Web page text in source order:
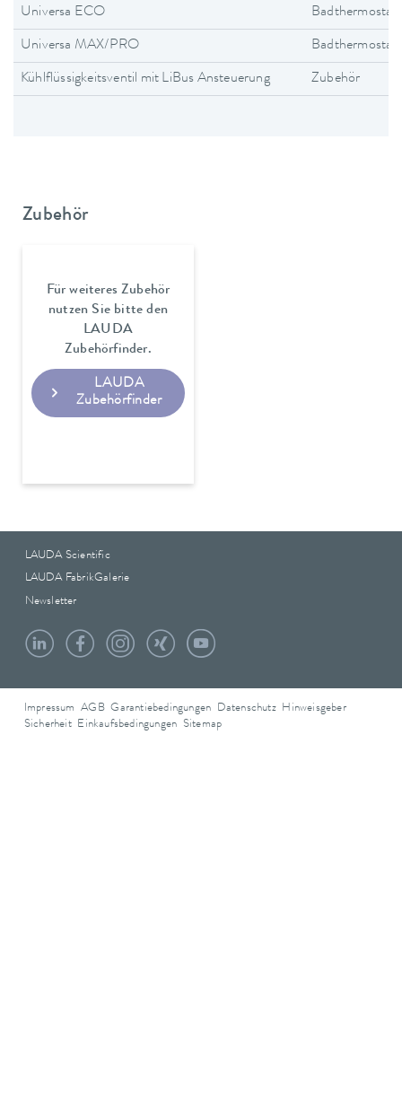
Universa ECO
Universa MAX/PRO
Kühlflüssigkeitsventil mit LiBus Ansteuerung Zubehör
Zubehör
Für weiteres Zubehör
nutzen Sie bitte den
LAUDA
Zubehörfinder.
LAUDA
Zubehörfinder
LAUDA Scientific
LAUDA FabrikGalerie
Newsletter
Impressum AGB Garantiebedingungen Datenschutz Hinweisgeber
Sicherheit Einkaufsbedingungen Sitemap